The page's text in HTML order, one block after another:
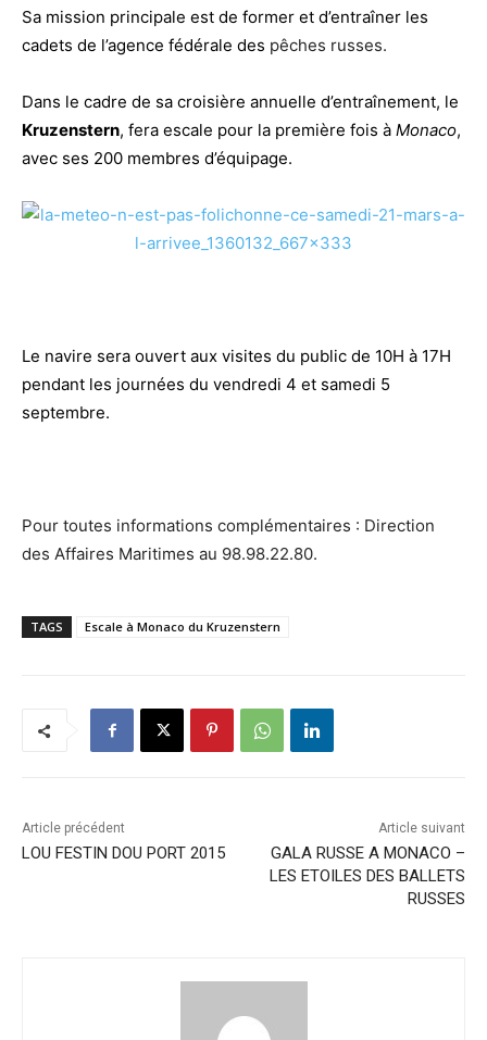
Sa mission principale est de former et d’entraîner les
cadets de l’agence fédérale des pêches russes.
Dans le cadre de sa croisière annuelle d’entraînement, le
Kruzenstern, fera escale pour la première fois à Monaco,
avec ses 200 membres d’équipage.
Le navire sera ouvert aux visites du public de 10H à 17H
pendant les journées du vendredi 4 et samedi 5
septembre.
Pour toutes informations complémentaires : Direction
des Affaires Maritimes au 98.98.22.80.
TAGS Escale à Monaco du Kruzenstern
Article précédent
LOU FESTIN DOU PORT 2015
Article suivant
GALA RUSSE A MONACO –
LES ETOILES DES BALLETS
RUSSES